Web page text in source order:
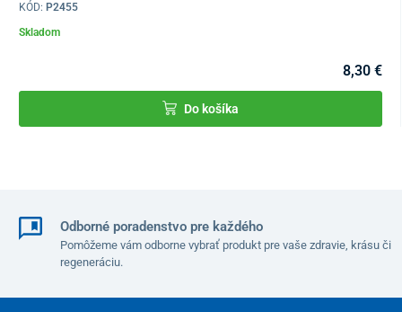
KÓD: P2455
Skladom
8,30 €
Do košíka
Odborné poradenstvo pre každého
Pomôžeme vám odborne vybrať produkt pre vaše zdravie, krásu či
regeneráciu.